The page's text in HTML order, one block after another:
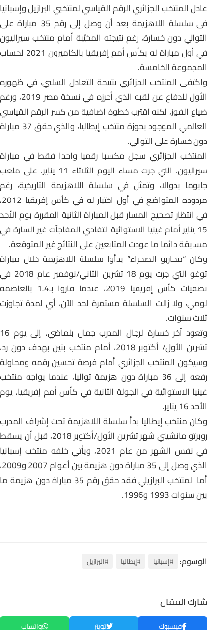
عادل المنتخب الجزائري الرقم القياسي لمنتخبي البرازيل وإسبانيا
في سلسلة اللاهزيمة بعد أن وصل إلى رقم 35 مباراة على
التوالي دون خسارة، رغم نتيجته المخيّبة أمام منتخب سيراليون
في أول مباراة له بكأس أمم إفريقيا بالكاميرون 2021 لحساب
المجموعة الخامسة.
واكتفى المنتخب الجزائري بنتيجة التعادل السلبي، في ظهوره
الأول للدفاع عن لقبه الذي أحرزه في نسخة مصر 2019، ورغم
ضياع الفوز، لكنه اقترب خطوة اضافية من كسر الرقم القياسي
العالمي الموجود بحوزة منتخب إيطاليا، والذي حقق 37 مباراة
دون خسارة على التوالي.
المنتخب الجزائري سجل مكسبا رقميا واحدا فقط في مباراة
سيراليون، التي جرت مساء اليوم الثلاثاء 11 يناير، على ملعب
جابوما بدوالا، وتمثل في سلسلة اللاهزيمة التاريخية، رغم
مردوده المتواضع في أول اختبار له في كأس إفريقيا 2012،
في انتظار تصحيح المسار قبل المباراة الثانية المقررة بوم الأحد
15 يناير أمام غينيا الاستوائية، لتفادي المفاجآت غير السارة في
مسابقة دائما ما عودت المتابعين على النتائج غير المتوقعة.
وكان “محاربو الصحراء” بدأوا سلسلة اللاهزيمة خلال مباراة
توغو التي جرت يوم 18 تشرين الثاني/نوفمبر عام 2018 في
تصفيات كأس إفريقيا 2019، عندما فازوا بـ4ـ1 بالعاصمة
لومي، ولا زالت السلسلة مستمرة لحد الآن، أي لمدة تجاوزت
ثلاث سنوات.
وتعود آخر خسارة لرجال المدرب جمال بلماضي، إلى يوم 16
تشرين الأول/ أكتوبر 2018، أمام منتخب بنين بهدف دون رد،
وسيكون المنتخب الجزائري أمام فرصة تحسين رقمه ومحاولة
رفعه إلى 36 مباراة دون هزيمة تواليا، عندما يواجه منتخب
غينيا الاستوائية في الجولة الثانية في كأس أمم إفريقيا، يوم
الأحد 16 يناير.
وكان منتخب إيطاليا بدأ سلسلة اللاهزيمة تحت إشراف المدرب
روبرتو مانشيني شهر تشرين الأول/أكتوبر 2018، قبل أن يسقط
في نفس الشهر من عام 2021، ويأتي خلفه منتخب إسبانيا
الذي وصل إلى 35 مباراة دون هزيمة بين أعوام 2007 و2009،
أما المنتخب البرازيلي فقد حقق رقم 35 مباراة دون هزيمة ما
بين سنوات 1993 و1996.
الوسوم: #إسبانيا #إيطاليا #البرازيل
شارك المقال
فيسبوك تويتر واتساب